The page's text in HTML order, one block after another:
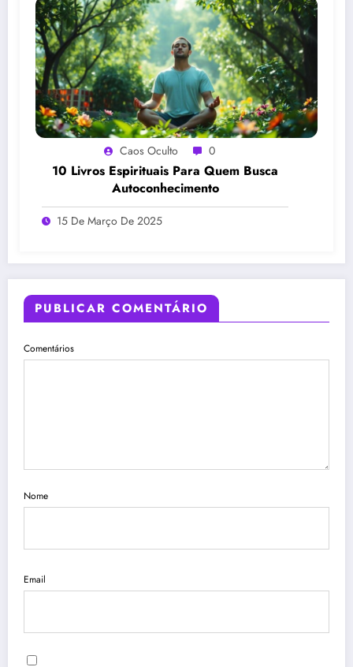
Caos Oculto 0
10 Livros Espirituais Para Quem Busca
Autoconhecimento
15 De Março De 2025
PUBLICAR COMENTÁRIO
Comentários
Nome
Email